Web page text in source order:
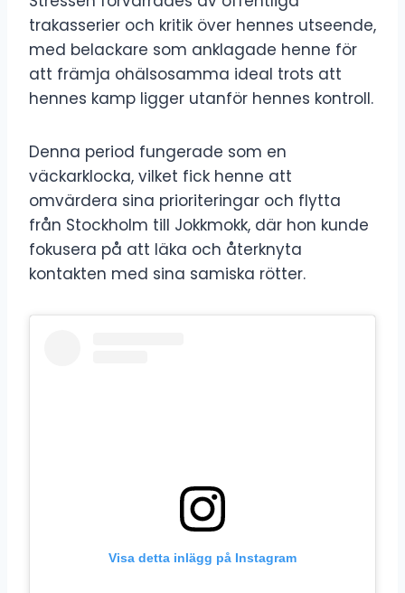
trakasserier och kritik över hennes utseende,
med belackare som anklagade henne för
att främja ohälsosamma ideal trots att
hennes kamp ligger utanför hennes kontroll.
Denna period fungerade som en
väckarklocka, vilket fick henne att
omvärdera sina prioriteringar och flytta
från Stockholm till Jokkmokk, där hon kunde
fokusera på att läka och återknyta
kontakten med sina samiska rötter.
Visa detta inlägg på Instagram